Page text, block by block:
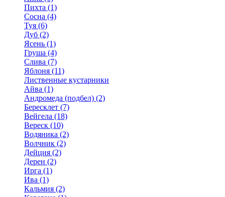
Пихта (1)
Сосна (4)
Туя (6)
Дуб (2)
Ясень (1)
Груша (4)
Слива (7)
Яблоня (11)
Лиственные кустарники
Айва (1)
Андромеда (подбел) (2)
Бересклет (7)
Вейгела (18)
Вереск (10)
Водяника (2)
Волчник (2)
Дейция (2)
Дерен (2)
Ирга (1)
Ива (1)
Кальмия (2)